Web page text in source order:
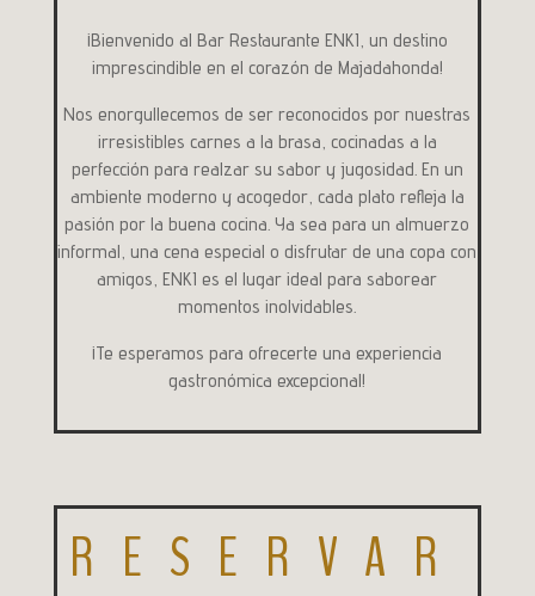
¡Bienvenido al Bar Restaurante ENKI, un destino
imprescindible en el corazón de Majadahonda!
Nos enorgullecemos de ser reconocidos por nuestras
irresistibles carnes a la brasa, cocinadas a la
perfección para realzar su sabor y jugosidad. En un
ambiente moderno y acogedor, cada plato refleja la
pasión por la buena cocina. Ya sea para un almuerzo
informal, una cena especial o disfrutar de una copa con
amigos, ENKI es el lugar ideal para saborear
momentos inolvidables.
¡Te esperamos para ofrecerte una experiencia
gastronómica excepcional!
RESERVAR